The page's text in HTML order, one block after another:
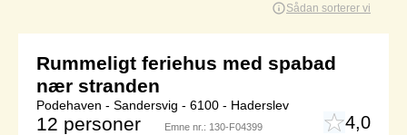
Sådan sorterer vi
Rummeligt feriehus med spabad
nær stranden
Podehaven - Sandersvig - 6100 - Haderslev
12 personer Emne nr.: 130-F04399 4,0